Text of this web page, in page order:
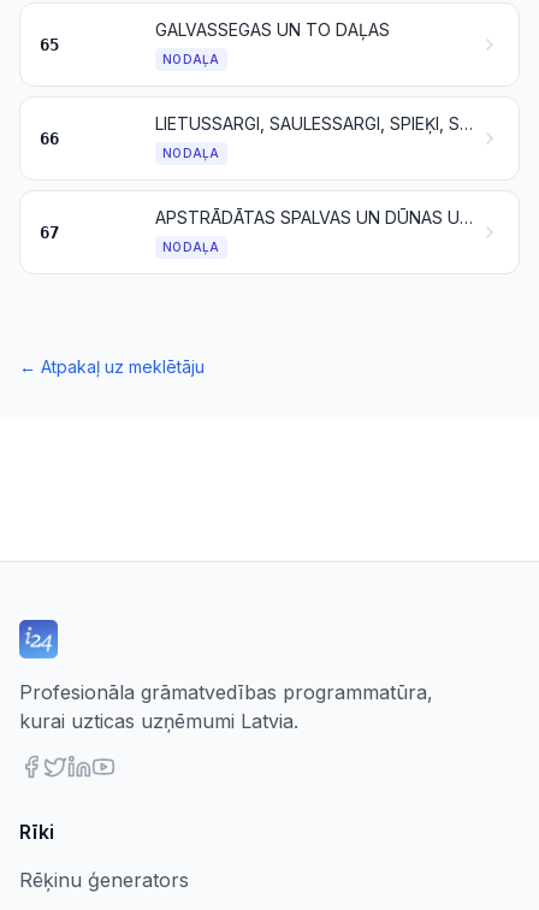
65
GALVASSEGAS UN TO DAĻAS
NODAĻA
66
LIETUSSARGI, SAULESSARGI, SPIEĶI, SPIEĶSĒDEKĻI, PĀTAGAS, PLETNES UN TO DAĻAS
NODAĻA
67
APSTRĀDĀTAS SPALVAS UN DŪNAS UN IZSTRĀDĀJUMI NO SPALVĀM VAI DŪNĀM; MĀKSLĪGIE ZIEDI; IZSTRĀDĀJUMI NO CILVĒKU MATIEM
NODAĻA
← Atpakaļ uz meklētāju
Profesionāla grāmatvedības programmatūra,
kurai uzticas uzņēmumi Latvia.
Rīki
Rēķinu ģenerators